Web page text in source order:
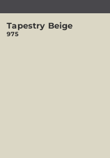
Tapestry Beige
975